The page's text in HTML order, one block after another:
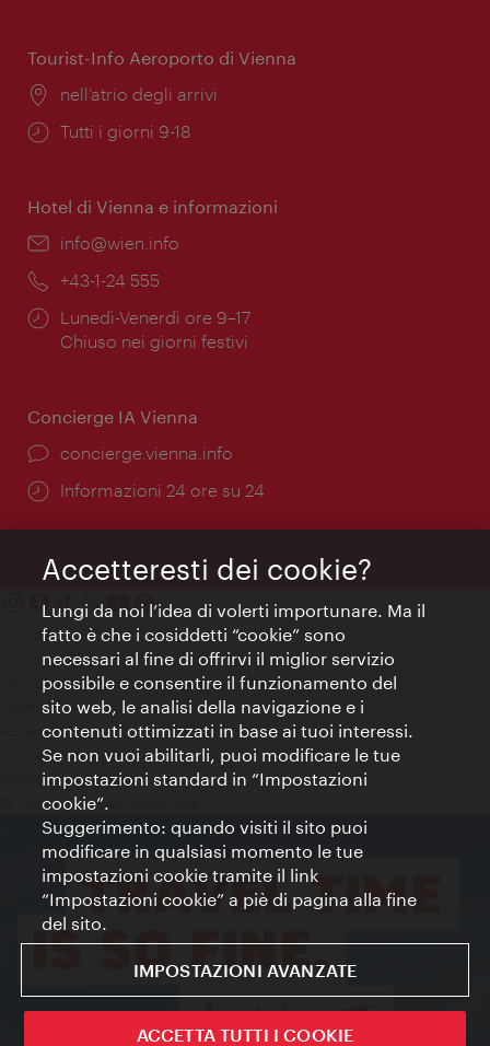
Tourist-Info Aeroporto di Vienna
Posizione:
nell’atrio degli arrivi
Orari
Tutti i giorni 9-18
Hotel di Vienna e informazioni
Email:
info@wien.info
Telefono:
+43-1-24 555
Orari
di
Lunedì-Venerdì ore 9–17
Chiuso nei giorni festivi
Concierge IA Vienna
Ort:
concierge.vienna.info
Öffnungszeiten:
Informazioni 24 ore su 24
Contatti
Colophon
Dichiarazione sulla protezione dei dati
Terms of Use
Accessibilità
Contatto stampa
Impostazioni cookie
© Copyright WienTourismus
Accetteresti dei cookie?
Lungi da noi l’idea di volerti importunare. Ma il
fatto è che i cosiddetti “cookie” sono
necessari al fine di offrirvi il miglior servizio
possibile e consentire il funzionamento del
sito web, le analisi della navigazione e i
contenuti ottimizzati in base ai tuoi interessi.
Se non vuoi abilitarli, puoi modificare le tue
impostazioni standard in “Impostazioni
cookie”.
Suggerimento: quando visiti il sito puoi
modificare in qualsiasi momento le tue
impostazioni cookie tramite il link
“Impostazioni cookie” a piè di pagina alla fine
del sito.
IMPOSTAZIONI AVANZATE
ACCETTA TUTTI I COOKIE